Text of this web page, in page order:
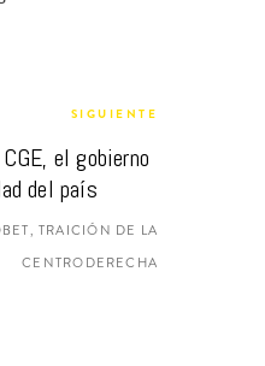
SIGUIENTE
el gobierno
del país
TRAICIÓN DE LA
CENTRODERECHA